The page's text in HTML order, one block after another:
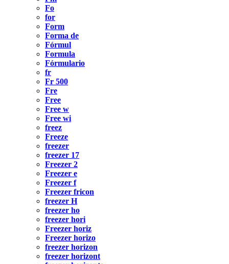
Fo
for
Form
Forma de
Fórmul
Formula
Fórmulario
fr
Fr 500
Fre
Free
Free w
Free wi
freez
Freeze
freezer
freezer 17
Freezer 2
Freezer e
Freezer f
Freezer fricon
freezer H
freezer ho
freezer hori
Freezer horiz
Freezer horizo
freezer horizon
freezer horizont